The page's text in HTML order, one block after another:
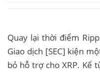
Quay lại thời điểm
Giao dịch [SEC] kiện
bỏ hỗ trợ cho XRP. Kể